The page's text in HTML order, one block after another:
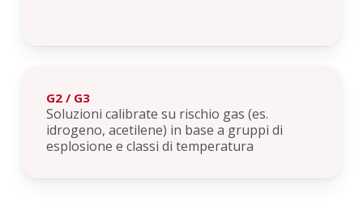
G2 / G3
Soluzioni calibrate su rischio gas (es.
idrogeno, acetilene) in base a gruppi di
esplosione e classi di temperatura